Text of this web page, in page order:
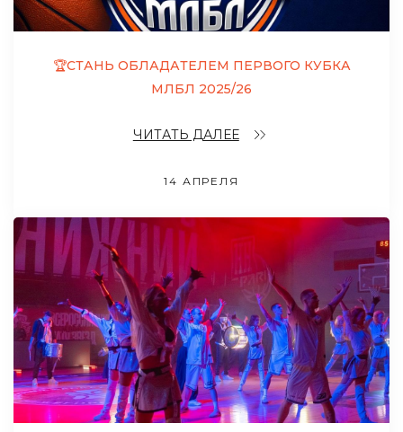
🏆СТАНЬ ОБЛАДАТЕЛЕМ ПЕРВОГО КУБКА
МЛБЛ 2025/26
ЧИТАТЬ ДАЛЕЕ
14 АПРЕЛЯ